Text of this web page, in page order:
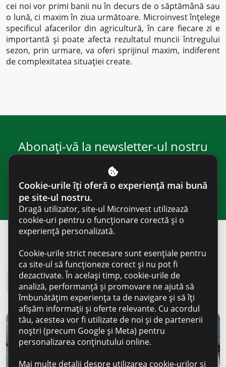
cei noi vor primi banii nu în decurs de o săptămână sau
o lună, ci maxim în ziua următoare. Microinvest înțelege
specificul afacerilor din agricultură, în care fiecare zi e
importantă și poate afecta rezultatul muncii întregului
sezon, prin urmare, va oferi sprijinul maxim, indiferent
de complexitatea situației create.
Abonați-vă la newsletter-ul nostru
pentru noutăți și informații utile
Blog Microinvest
Toate noutățile
Cookie-urile îți oferă o experiență mai bună
pe site-ul nostru.
Dragă utilizator, site-ul Microinvest utilizează
cookie-uri pentru o funcționare corectă și o
experiență personalizată.
Cookie-urile strict necesare sunt esențiale pentru
ca site-ul să funcționeze corect și nu pot fi
dezactivate. În același timp, cookie-urile de
analiză, performanță și promovare ne ajută să
îmbunătățim experiența ta de navigare și să îți
afișăm informații și oferte relevante. Cu acordul
tău, acestea vor fi utilizate de noi și de partenerii
noștri (precum Google și Meta) pentru
personalizarea conținutului online.
Mai multe detalii despre utilizarea cookie-urilor și